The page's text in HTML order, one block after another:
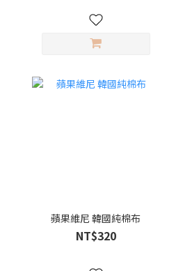
蘋果維尼 韓國純棉布
NT$320